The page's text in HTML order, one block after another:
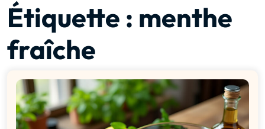
Étiquette : menthe
fraîche